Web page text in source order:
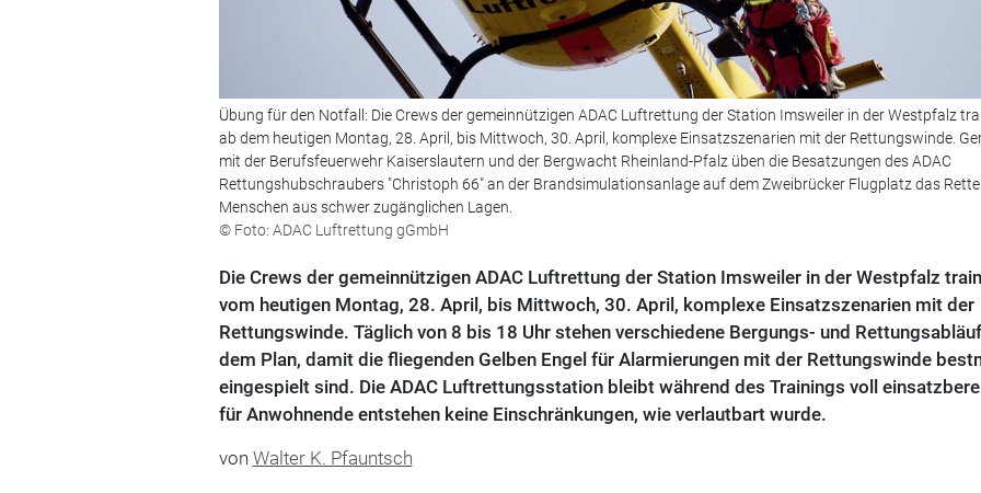
Übung für den Notfall: Die Crews der gemeinnützigen ADAC Luftrettung der Station Imsweiler in der Westpfalz
ab dem heutigen Montag, 28. April, bis Mittwoch, 30. April, komplexe Einsatzszenarien mit der Rettungswinde.
mit der Berufsfeuerwehr Kaiserslautern und der Bergwacht Rheinland-Pfalz üben die Besatzungen des ADAC
Rettungshubschraubers "Christoph 66" an der Brandsimulationsanlage auf dem Zweibrücker Flugplatz das
Menschen aus schwer zugänglichen Lagen.
© Foto: ADAC Luftrettung gGmbH
Die Crews der gemeinnützigen ADAC Luftrettung der Station Imsweiler in der Westpfalz
vom heutigen Montag, 28. April, bis Mittwoch, 30. April, komplexe Einsatzszenarien mit der
Rettungswinde. Täglich von 8 bis 18 Uhr stehen verschiedene Bergungs- und
dem Plan, damit die fliegenden Gelben Engel für Alarmierungen mit der Rettungswinde
eingespielt sind. Die ADAC Luftrettungsstation bleibt während des Trainings voll
für Anwohnende entstehen keine Einschränkungen, wie verlautbart wurde.
von Walter K. Pfauntsch